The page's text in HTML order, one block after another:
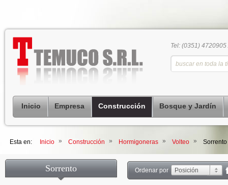
Tel: (0351)
Inicio Empresa Construcción Bosque y Jardín
Esta en: Inicio » Construcción » Hormigoneras » Volteo » Sorrento
Ordenar por Posición
Sorrento